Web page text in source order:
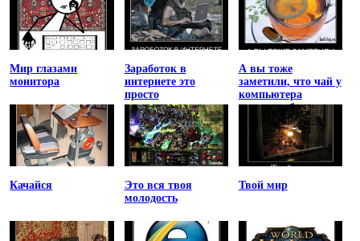
Мир глазами
монитора
Заработок в
интернете это
просто
А вы тоже
заметили, что чай у
компьютера
остывает быстрее
Качайся
Это вся твоя
молодость
Твой мир